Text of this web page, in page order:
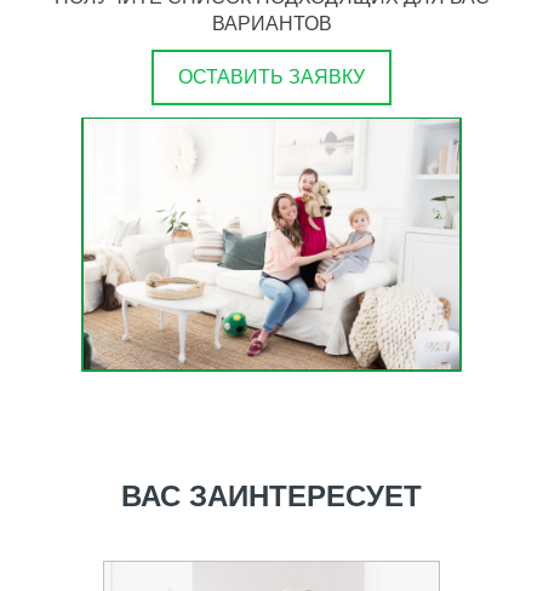
ВАРИАНТОВ
ОСТАВИТЬ ЗАЯВКУ
ВАС ЗАИНТЕРЕСУЕТ